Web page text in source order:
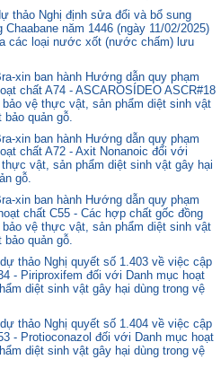
thảo Nghị định sửa đổi và bổ sung
năm 1446 (ngày 11/02/2025)
các loại nước xốt (nước chấm) lưu
xin ban hành Hướng dẫn quy phạm
chất A74 - ASCAROSÍDEO ASCR#18
vệ thực vật, sản phẩm diệt sinh vật
quản gỗ.
xin ban hành Hướng dẫn quy phạm
chất A72 - Axit Nonanoic đối với
vật, sản phẩm diệt sinh vật gây hại
gỗ.
xin ban hành Hướng dẫn quy phạm
chất C55 - Các hợp chất gốc đồng
vệ thực vật, sản phẩm diệt sinh vật
bảo quản gỗ.
thảo Nghị quyết số 1.403 về việc cập
- Piriproxifem đối với Danh mục hoạt
diệt sinh vật gây hại dùng trong vệ
thảo Nghị quyết số 1.404 về việc cập
- Protioconazol đối với Danh mục hoạt
diệt sinh vật gây hại dùng trong vệ